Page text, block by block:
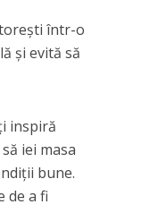
într-o
şi evită să
inspiră
iei masa
bune.
de a fi